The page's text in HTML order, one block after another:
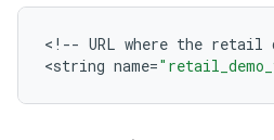
< !-- URL where the retail
<string name=